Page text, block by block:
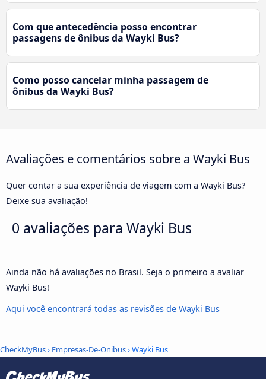
Com que antecedência posso encontrar
passagens de ônibus da Wayki Bus?
Como posso cancelar minha passagem de
ônibus da Wayki Bus?
Avaliações e comentários sobre a Wayki Bus
Quer contar a sua experiência de viagem com a Wayki Bus?
Deixe sua avaliação!
0 avaliações para Wayki Bus
Ainda não há avaliações no Brasil. Seja o primeiro a avaliar
Wayki Bus!
Aqui você encontrará todas as revisões de Wayki Bus
CheckMyBus› Empresas-De-Onibus› Wayki Bus